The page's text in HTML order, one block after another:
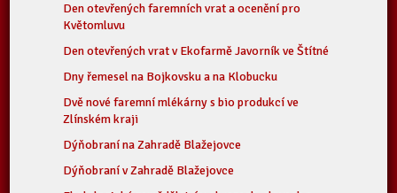
Den otevřených faremních vrat a ocenění pro
Květomluvu
Den otevřených vrat v Ekofarmě Javorník ve Štítné
Dny řemesel na Bojkovsku a na Klobucku
Dvě nové faremní mlékárny s bio produkcí ve
Zlínském kraji
Dýňobraní na Zahradě Blažejovce
Dýňobraní v Zahradě Blažejovce